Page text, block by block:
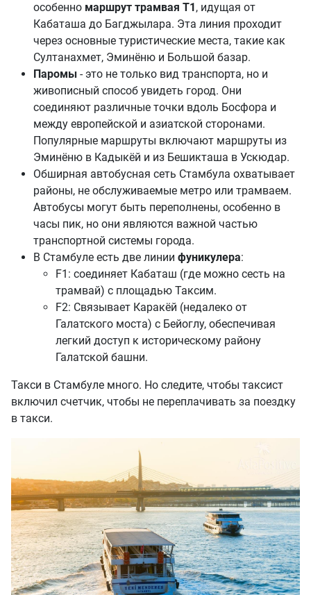
особенно маршрут трамвая Т1, идущая от
Кабаташа до Багджылара. Эта линия проходит
через основные туристические места, такие как
Султанахмет, Эминёню и Большой базар.
Паромы - это не только вид транспорта, но и
живописный способ увидеть город. Они
соединяют различные точки вдоль Босфора и
между европейской и азиатской сторонами.
Популярные маршруты включают маршруты из
Эминёню в Кадыкёй и из Бешикташа в Ускюдар.
Обширная автобусная сеть Стамбула охватывает
районы, не обслуживаемые метро или трамваем.
Автобусы могут быть переполнены, особенно в
часы пик, но они являются важной частью
транспортной системы города.
В Стамбуле есть две линии фуникулера:
F1: соединяет Кабаташ (где можно сесть на
трамвай) с площадью Таксим.
F2: Связывает Каракёй (недалеко от
Галатского моста) с Бейоглу, обеспечивая
легкий доступ к историческому району
Галатской башни.
Такси в Стамбуле много. Но следите, чтобы таксист
включил счетчик, чтобы не переплачивать за поездку
в такси.